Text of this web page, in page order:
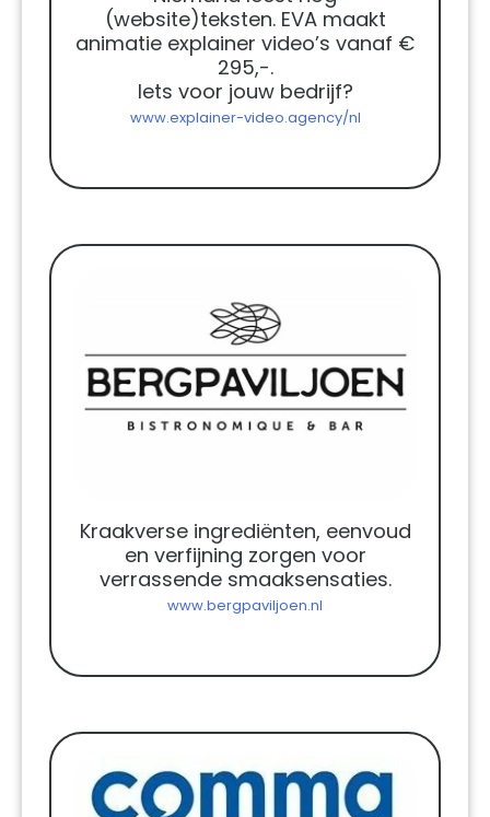
(website)teksten. EVA maakt
animatie explainer video’s vanaf €
295,-.
Iets voor jouw bedrijf?
www.explainer-video.agency/nl
Kraakverse ingrediënten, eenvoud
en verfijning zorgen voor
verrassende smaaksensaties.
www.bergpaviljoen.nl